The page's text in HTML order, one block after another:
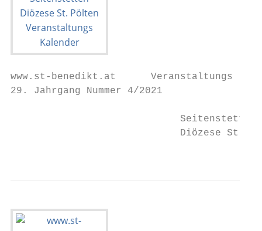
www.st-benedikt.at      Veranstaltungs
29. Jahrgang Nummer 4/2021
Seitenstetten
Diözese St.